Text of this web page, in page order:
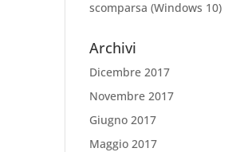
scomparsa (Windows 10)
Archivi
Dicembre 2017
Novembre 2017
Giugno 2017
Maggio 2017